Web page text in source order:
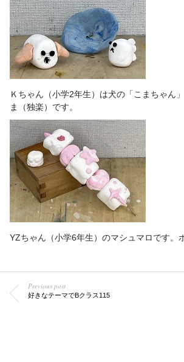
Ｋちゃん（小学2年生）は犬の「こまちゃん
ま（独楽）です。
YZちゃん（小学6年生）のマシュマロです。
Previous post
好きなテーマでBクラス115